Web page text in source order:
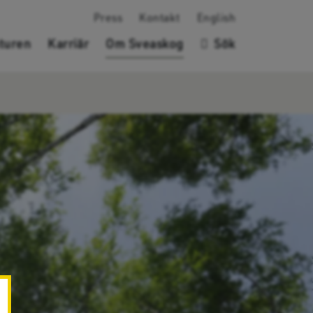
Press Kontakt English
Karriär Om Sveaskog Sök